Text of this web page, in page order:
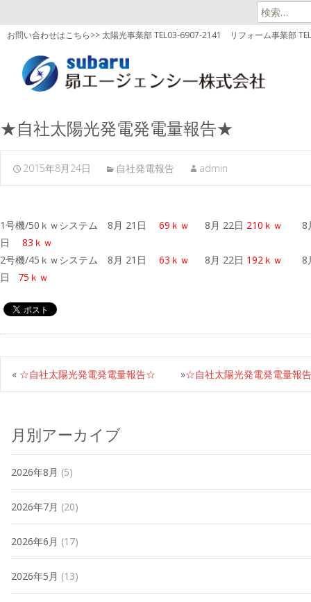
検
索:
お問い合わせはこちら>> 太陽光事業部 TEL03-6907-2141 リフォーム事業部
★自社太陽光発電発電量報告★
2015年8月24日 自社発電報告 admin
1号機/50ｋｗシステム 8月 21日 69ｋｗ 8月 22日 210ｋｗ 8
日 83ｋｗ
2号機/45ｋｗシステム 8月 21日 63ｋｗ 8月 22日 192ｋｗ 8
日 75ｋｗ
« ☆自社太陽光発電発電量報告☆ ☆自社太陽光発電発電量報
»
月別アーカイブ
2026年8月 (5)
2026年7月 (20)
2026年6月 (17)
2026年5月 (13)